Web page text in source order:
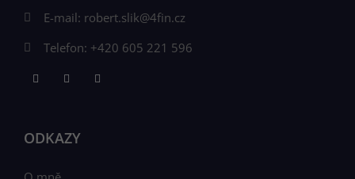
E-mail: robert.slik@4fin.cz
Telefon: +420 605 221 596
ODKAZY